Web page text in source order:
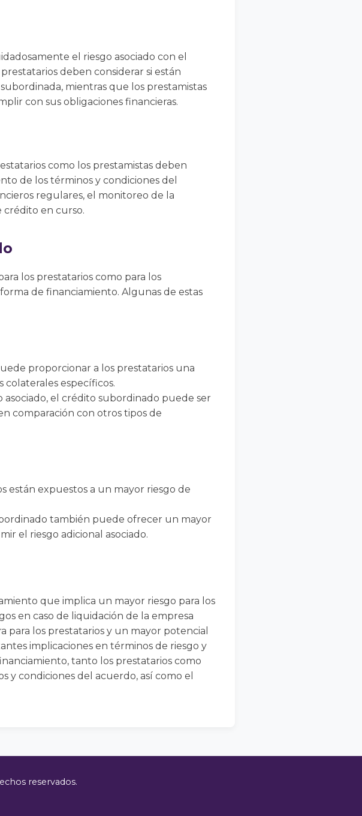
el riesgo asociado con el
deben considerar si están
mientras que los prestamistas
con sus obligaciones financieras.
como los prestamistas deben
de los términos y condiciones del
regulares, el monitoreo de la
crédito en curso.
los prestatarios como para los
de financiamiento. Algunas de estas
proporcionar a los prestatarios una
colaterales específicos.
asociado, el crédito subordinado puede ser
comparación con otros tipos de
están expuestos a un mayor riesgo de
también puede ofrecer un mayor
el riesgo adicional asociado.
que implica un mayor riesgo para los
en caso de liquidación de la empresa
los prestatarios y un mayor potencial
implicaciones en términos de riesgo y
tanto los prestatarios como
y condiciones del acuerdo, así como el
reservados.